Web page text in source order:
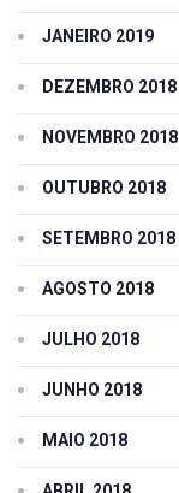
JANEIRO 2019
DEZEMBRO 2018
NOVEMBRO 2018
OUTUBRO 2018
SETEMBRO 2018
AGOSTO 2018
JULHO 2018
JUNHO 2018
MAIO 2018